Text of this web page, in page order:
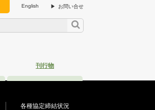
お問い合せ
English
刊行物
各種協定締結状況